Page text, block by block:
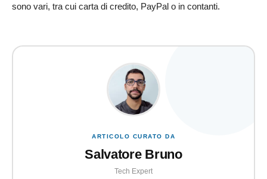
sono vari, tra cui carta di credito, PayPal o in contanti.
ARTICOLO CURATO DA
Salvatore Bruno
Tech Expert